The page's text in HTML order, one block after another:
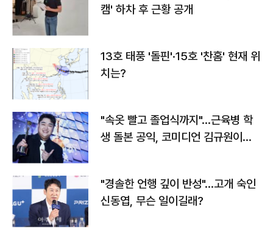
캠' 하차 후 근황 공개
13호 태풍 '돌핀'·15호 '찬홈' 현재 위
치는?
"속옷 빨고 졸업식까지"…근육병 학
생 돌본 공익, 코미디언 김규원이었
"경솔한 언행 깊이 반성"…고개 숙인
신동엽, 무슨 일이길래?